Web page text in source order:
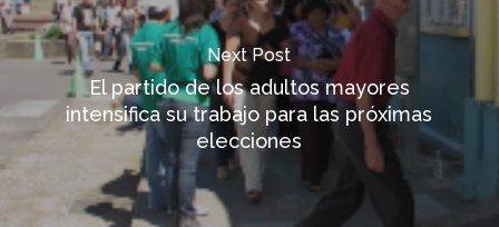
Next Post
El partido de los adultos mayores
intensifica su trabajo para las próximas
elecciones